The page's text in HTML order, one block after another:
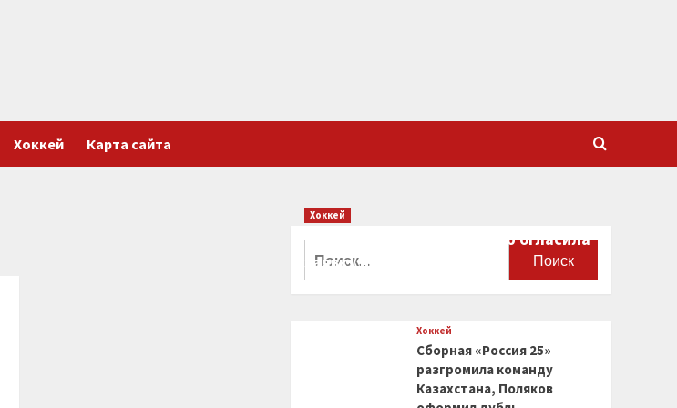
Хоккей Карта сайта
Хоккей
Сборная Канады по хоккею огласила
заявку на чемпионат мира
Хоккей
Сборная «Россия 25»
разгромила команду
Казахстана, Поляков